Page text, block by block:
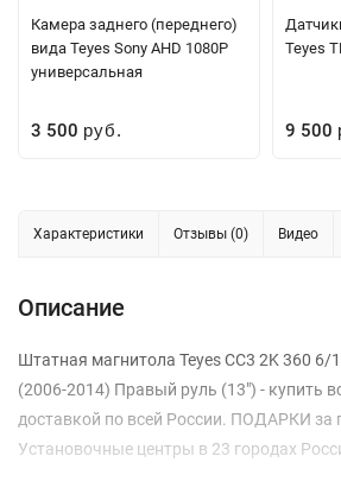
Камера заднего (переднего)
вида Teyes Sony AHD 1080P
универсальная
3 500 руб.
Teyes
9 500
Характеристики Отзывы (0) Видео
Описание
Штатная магнитола Teyes CC3 2K 360 6/
(2006-2014) Правый руль (13") - купить
доставкой по всей России. ПОДАРКИ за
Установочные центры в 23 городах